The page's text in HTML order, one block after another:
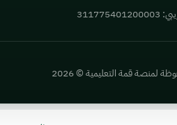
311775401200003
لمنصة قمة التعليمية © 2026